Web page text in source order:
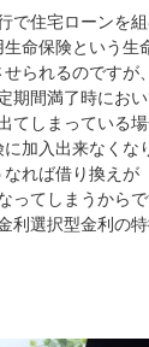
で住宅ローンを組
命保険という生
られるのですが、
期間満了時にお
てしまっている場
加入出来なくな
なれば借り換えが
ってしまうからで
利選択型金利の特